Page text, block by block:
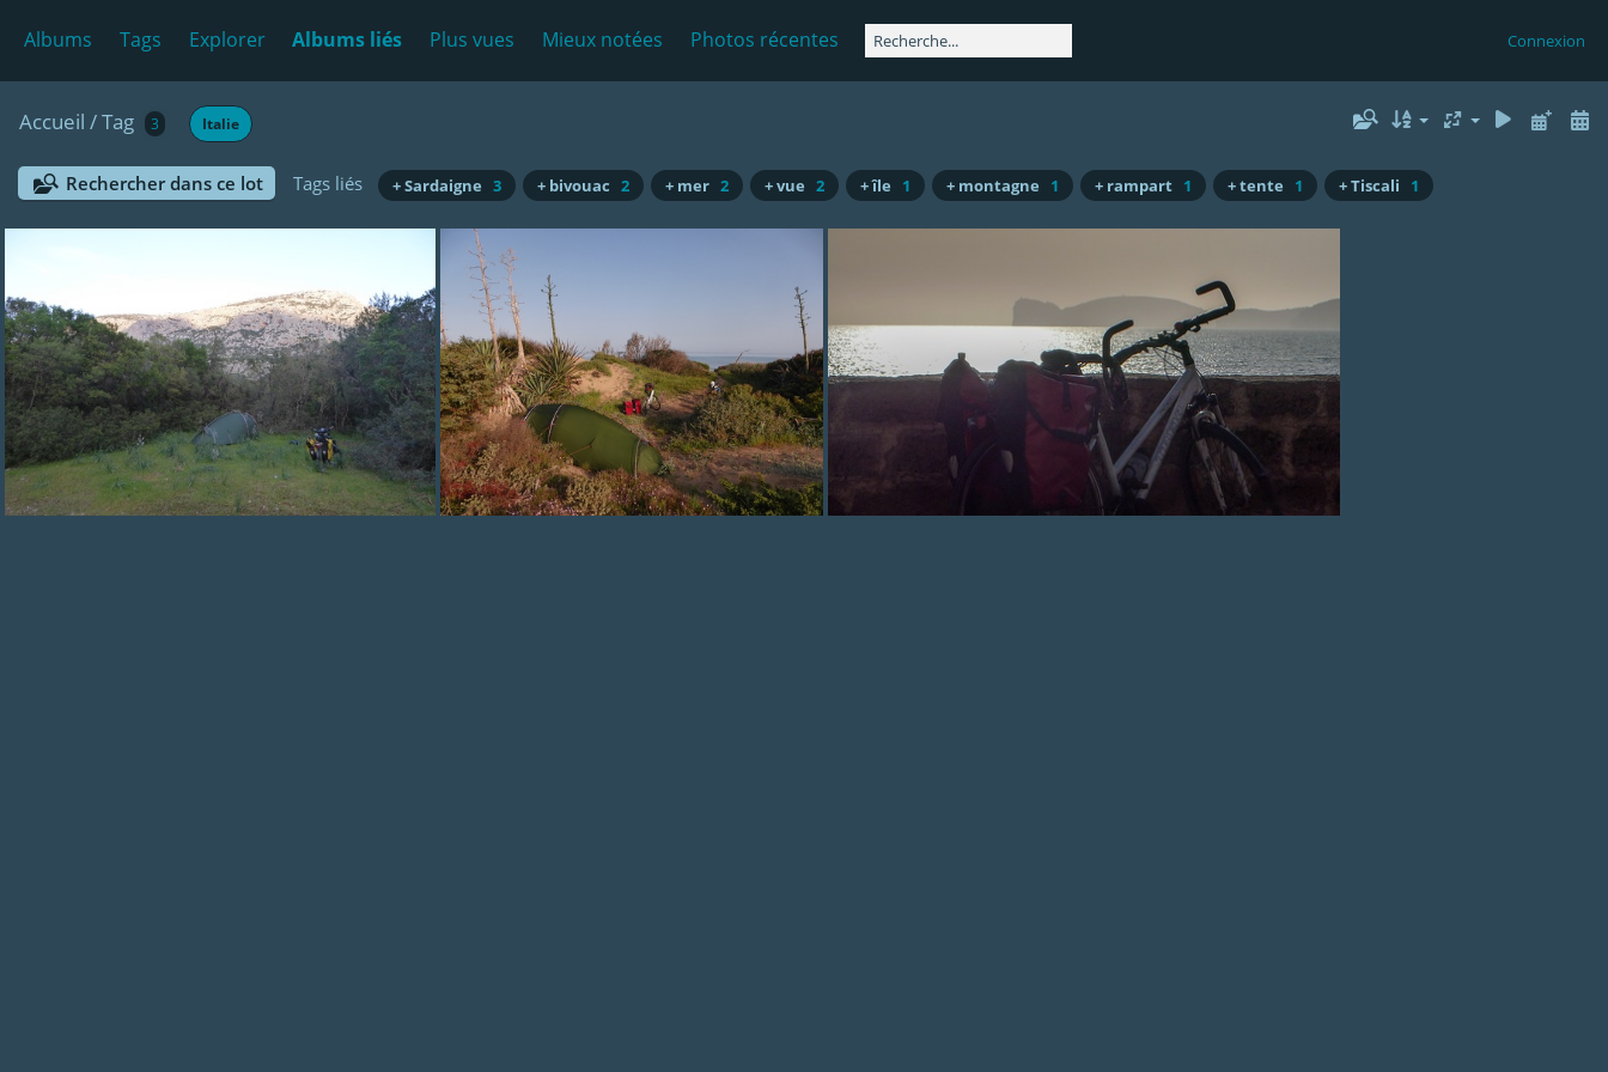
Albums Tags Explorer Albums liés Plus vues Mieux notées Photos récentes Connexion
Accueil /Tag 3 Italie
Rechercher dans ce lot Tags liés + Sardaigne 3 + bivouac 2 + mer 2 + vue 2 + île 1 + montagne 1 + rampart 1 + tente 1 + Tiscali 1